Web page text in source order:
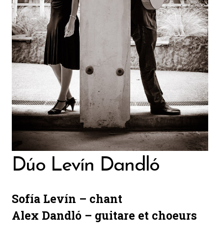
Dúo Levín Dandló
Sofía Levín – chant
Alex Dandló – guitare et choeurs